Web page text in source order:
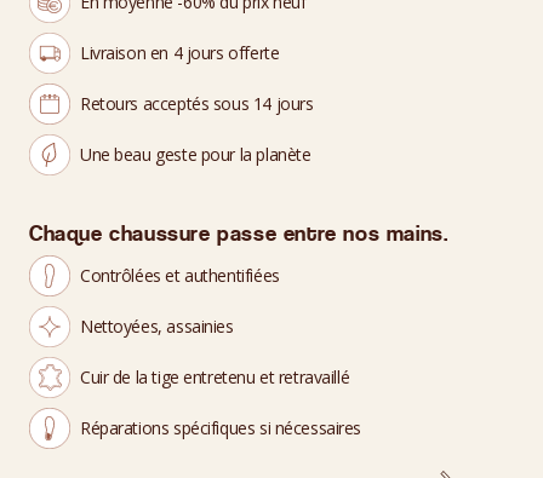
Livraison en 4 jours offerte
Retours acceptés sous 14 jours
Une beau geste pour la planète
Chaque chaussure passe entre nos mains.
Contrôlées et authentifiées
Nettoyées, assainies
Cuir de la tige entretenu et retravaillé
Réparations spécifiques si nécessaires